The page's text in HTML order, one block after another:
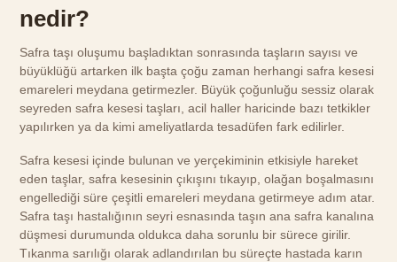
nedir?
Safra taşı oluşumu başladıktan sonrasında taşların sayısı ve
büyüklüğü artarken ilk başta çoğu zaman herhangi safra kesesi
emareleri meydana getirmezler. Büyük çoğunluğu sessiz olarak
seyreden safra kesesi taşları, acil haller haricinde bazı tetkikler
yapılırken ya da kimi ameliyatlarda tesadüfen fark edilirler.
Safra kesesi içinde bulunan ve yerçekiminin etkisiyle hareket
eden taşlar, safra kesesinin çıkışını tıkayıp, olağan boşalmasını
engellediği süre çeşitli emareleri meydana getirmeye adım atar.
Safra taşı hastalığının seyri esnasında taşın ana safra kanalına
düşmesi durumunda oldukca daha sorunlu bir sürece girilir.
Tıkanma sarılığı olarak adlandırılan bu süreçte hastada karın